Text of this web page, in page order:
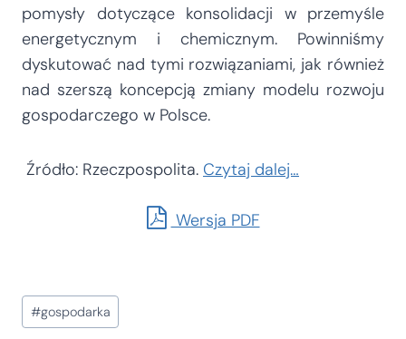
pomysły dotyczące konsolidacji w przemyśle
energetycznym i chemicznym. Powinniśmy
dyskutować nad tymi rozwiązaniami, jak również
nad szerszą koncepcją zmiany modelu rozwoju
gospodarczego w Polsce.
Źródło: Rzeczpospolita. Czytaj dalej…
Wersja PDF
Tagi
wpisu:
#gospodarka